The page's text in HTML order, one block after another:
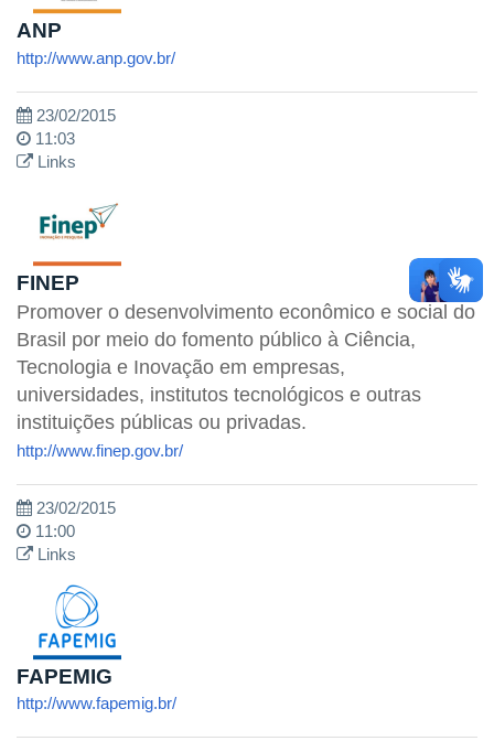
ANP
http://www.anp.gov.br/
23/02/2015
11:03
Links
FINEP
Promover o desenvolvimento econômico e social do
Brasil por meio do fomento público à Ciência,
Tecnologia e Inovação em empresas,
universidades, institutos tecnológicos e outras
instituições públicas ou privadas.
http://www.finep.gov.br/
23/02/2015
11:00
Links
FAPEMIG
http://www.fapemig.br/